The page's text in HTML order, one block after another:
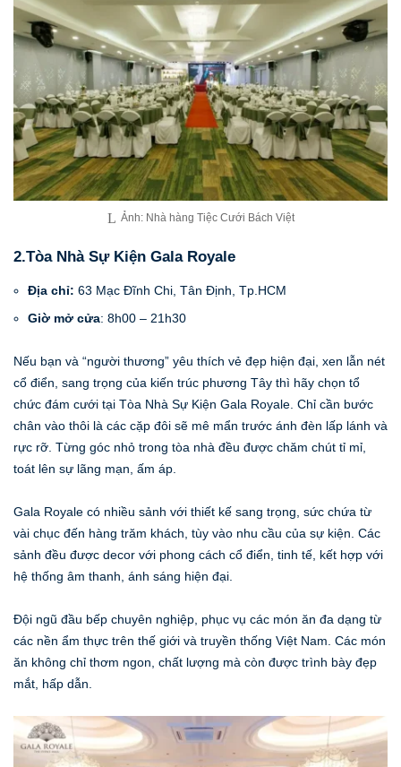
Ảnh: Nhà hàng Tiệc Cưới Bách Việt
2.Tòa Nhà Sự Kiện Gala Royale
Địa chỉ: 63 Mạc Đĩnh Chi, Tân Định, Tp.HCM
Giờ mở cửa: 8h00 – 21h30
Nếu bạn và “người thương” yêu thích vẻ đẹp hiện đại, xen lẫn nét
cổ điển, sang trọng của kiến trúc phương Tây thì hãy chọn tổ
chức đám cưới tại Tòa Nhà Sự Kiện Gala Royale. Chỉ cần bước
chân vào thôi là các cặp đôi sẽ mê mẩn trước ánh đèn lấp lánh và
rực rỡ. Từng góc nhỏ trong tòa nhà đều được chăm chút tỉ mỉ,
toát lên sự lãng mạn, ấm áp.
Gala Royale có nhiều sảnh với thiết kế sang trọng, sức chứa từ
vài chục đến hàng trăm khách, tùy vào nhu cầu của sự kiện. Các
sảnh đều được decor với phong cách cổ điển, tinh tế, kết hợp với
hệ thống âm thanh, ánh sáng hiện đại.
Đội ngũ đầu bếp chuyên nghiệp, phục vụ các món ăn đa dạng từ
các nền ẩm thực trên thế giới và truyền thống Việt Nam. Các món
ăn không chỉ thơm ngon, chất lượng mà còn được trình bày đẹp
mắt, hấp dẫn.